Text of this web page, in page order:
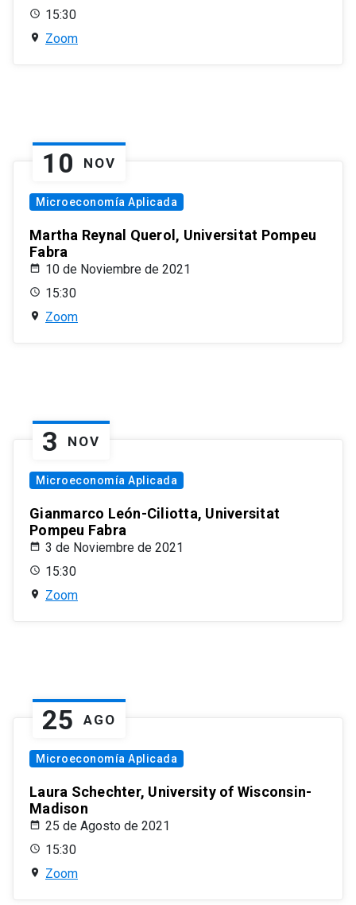
15:30
Zoom
10 NOV
Microeconomía Aplicada
Martha Reynal Querol, Universitat Pompeu
Fabra
10 de Noviembre de 2021
15:30
Zoom
3 NOV
Microeconomía Aplicada
Gianmarco León-Ciliotta, Universitat
Pompeu Fabra
3 de Noviembre de 2021
15:30
Zoom
25 AGO
Microeconomía Aplicada
Laura Schechter, University of Wisconsin-
Madison
25 de Agosto de 2021
15:30
Zoom